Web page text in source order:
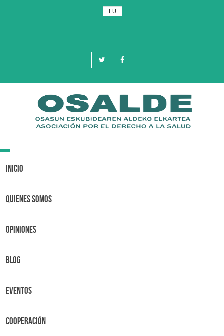
EU
Toggle
Inicio
Quienes Somos
OPINIONES
BLOG
Eventos
Cooperación